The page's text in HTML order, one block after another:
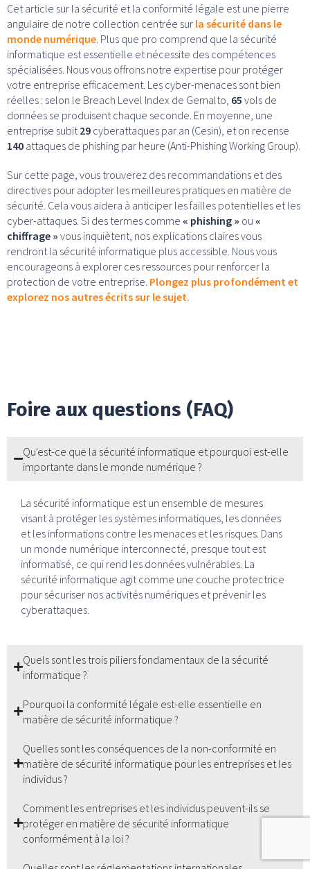
Cet article sur la sécurité et la conformité légale est une pierre
angulaire de notre collection centrée sur la sécurité dans le
monde numérique . Plus que pro comprend que la sécurité
informatique est essentielle et nécessite des compétences
spécialisées. Nous vous offrons notre expertise pour protéger
votre entreprise efficacement. Les cyber-menaces sont bien
réelles : selon le Breach Level Index de Gemalto, 65 vols de
données se produisent chaque seconde. En moyenne, une
entreprise subit 29 cyberattaques par an (Cesin), et on recense
140 attaques de phishing par heure (Anti-Phishing Working Group).
Sur cette page, vous trouverez des recommandations et des
directives pour adopter les meilleures pratiques en matière de
sécurité. Cela vous aidera à anticiper les failles potentielles et les
cyber-attaques. Si des termes comme « phishing » ou «
chiffrage » vous inquiètent, nos explications claires vous
rendront la sécurité informatique plus accessible. Nous vous
encourageons à explorer ces ressources pour renforcer la
protection de votre entreprise. Plongez plus profondément et
explorez nos autres écrits sur le sujet.
Foire aux questions (FAQ)
Qu'est-ce que la sécurité informatique et pourquoi est-elle
importante dans le monde numérique ?
La sécurité informatique est un ensemble de mesures
visant à protéger les systèmes informatiques, les données
et les informations contre les menaces et les risques. Dans
un monde numérique interconnecté, presque tout est
informatisé, ce qui rend les données vulnérables. La
sécurité informatique agit comme une couche protectrice
pour sécuriser nos activités numériques et prévenir les
cyberattaques.
Quels sont les trois piliers fondamentaux de la sécurité
informatique ?
Pourquoi la conformité légale est-elle essentielle en
matière de sécurité informatique ?
Quelles sont les conséquences de la non-conformité en
matière de sécurité informatique pour les entreprises et les
individus ?
Comment les entreprises et les individus peuvent-ils se
protéger en matière de sécurité informatique
conformément à la loi ?